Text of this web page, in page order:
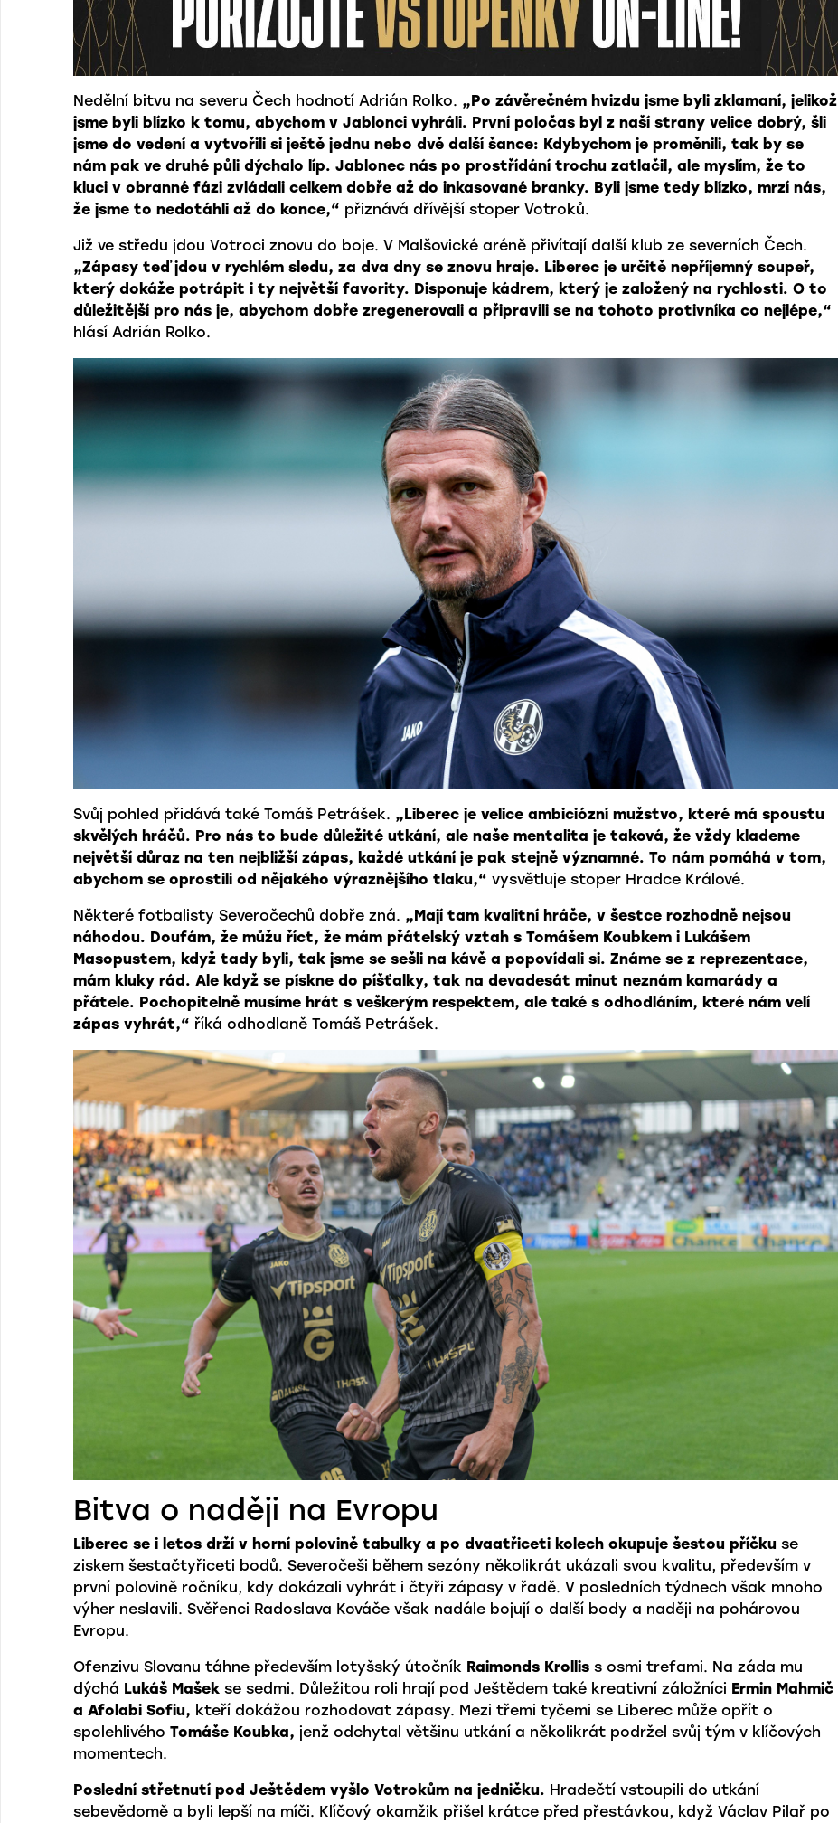
Nedělní bitvu na severu Čech hodnotí Adrián Rolko. „Po závěrečném hvizdu jsme byli zklamaní, jelikož
jsme byli blízko k tomu, abychom v Jablonci vyhráli. První poločas byl z naší strany velice dobrý, šli
jsme do vedení a vytvořili si ještě jednu nebo dvě další šance: Kdybychom je proměnili, tak by se
nám pak ve druhé půli dýchalo líp. Jablonec nás po prostřídání trochu zatlačil, ale myslím, že to
kluci v obranné fázi zvládali celkem dobře až do inkasované branky. Byli jsme tedy blízko, mrzí nás,
že jsme to nedotáhli až do konce,“ přiznává dřívější stoper Votroků.
Již ve středu jdou Votroci znovu do boje. V Malšovické aréně přivítají další klub ze severních Čech.
„Zápasy teď jdou v rychlém sledu, za dva dny se znovu hraje. Liberec je určitě nepříjemný soupeř,
který dokáže potrápit i ty největší favority. Disponuje kádrem, který je založený na rychlosti. O to
důležitější pro nás je, abychom dobře zregenerovali a připravili se na tohoto protivníka co nejlépe,“
hlásí Adrián Rolko.
Svůj pohled přidává také Tomáš Petrášek. „Liberec je velice ambiciózní mužstvo, které má spoustu
skvělých hráčů. Pro nás to bude důležité utkání, ale naše mentalita je taková, že vždy klademe
největší důraz na ten nejbližší zápas, každé utkání je pak stejně významné. To nám pomáhá v tom,
abychom se oprostili od nějakého výraznějšího tlaku,“ vysvětluje stoper Hradce Králové.
Některé fotbalisty Severočechů dobře zná. „Mají tam kvalitní hráče, v šestce rozhodně nejsou
náhodou. Doufám, že můžu říct, že mám přátelský vztah s Tomášem Koubkem i Lukášem
Masopustem, když tady byli, tak jsme se sešli na kávě a popovídali si. Známe se z reprezentace,
mám kluky rád. Ale když se pískne do píšťalky, tak na devadesát minut neznám kamarády a
přátele. Pochopitelně musíme hrát s veškerým respektem, ale také s odhodláním, které nám velí
zápas vyhrát,“ říká odhodlaně Tomáš Petrášek.
Bitva o naději na Evropu
Liberec se i letos drží v horní polovině tabulky a po dvaatřiceti kolech okupuje šestou příčku se
ziskem šestačtyřiceti bodů. Severočeši během sezóny několikrát ukázali svou kvalitu, především v
první polovině ročníku, kdy dokázali vyhrát i čtyři zápasy v řadě. V posledních týdnech však mnoho
výher neslavili. Svěřenci Radoslava Kováče však nadále bojují o další body a naději na pohárovou
Evropu.
Ofenzivu Slovanu táhne především lotyšský útočník Raimonds Krollis s osmi trefami. Na záda mu
dýchá Lukáš Mašek se sedmi. Důležitou roli hrají pod Ještědem také kreativní záložníci Ermin Mahmič
a Afolabi Sofiu, kteří dokážou rozhodovat zápasy. Mezi třemi tyčemi se Liberec může opřít o
spolehlivého Tomáše Koubka, jenž odchytal většinu utkání a několikrát podržel svůj tým v klíčových
momentech.
Poslední střetnutí pod Ještědem vyšlo Votrokům na jedničku. Hradečtí vstoupili do utkání
sebevědomě a byli lepší na míči. Klíčový okamžik přišel krátce před přestávkou, když Václav Pilař po